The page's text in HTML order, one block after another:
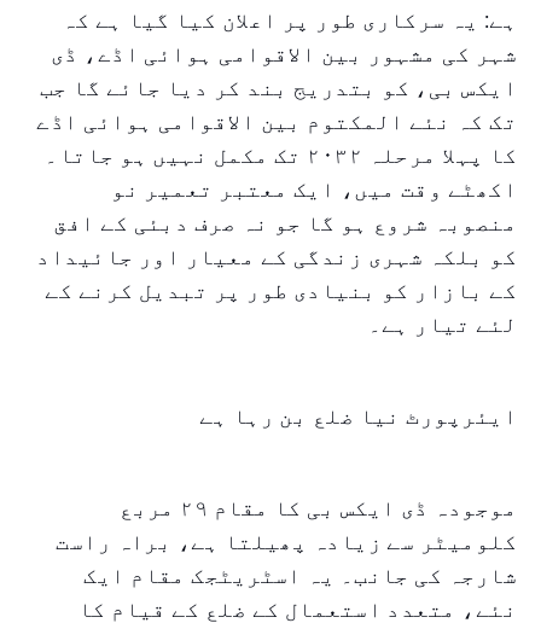
ہے: یہ سرکاری طور پر اعلان کیا گیا ہے کہ
شہر کی مشہور بین الاقوامی ہوائی اڈے، ڈی
ایکس بی، کو بتدریج بند کر دیا جائے گا جب
تک کہ نئے المکتوم بین الاقوامی ہوائی اڈے
کا پہلا مرحلہ ۲۰۳۲ تک مکمل نہیں ہو جاتا۔
اکھٹے وقت میں، ایک معتبر تعمیر نو
منصوبہ شروع ہو گا جو نہ صرف دبئی کے افق
کو بلکہ شہری زندگی کے معیار اور جائیداد
کے بازار کو بنیادی طور پر تبدیل کرنے کے
لئے تیار ہے۔
ایئرپورٹ نیا ضلع بن رہا ہے
موجودہ ڈی ایکس بی کا مقام ۲۹ مربع
کلومیٹر سے زیادہ پھیلتا ہے، براہ راست
شارجہ کی جانب۔ یہ اسٹریٹجک مقام ایک
نئے، متعدد استعمال کے ضلع کے قیام کا